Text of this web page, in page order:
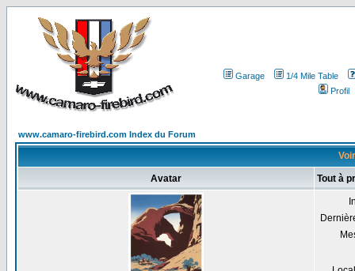
Garage
1/4 Mile Table
Profil
www.camaro-firebird.com Index du Forum
Avatar Tout à